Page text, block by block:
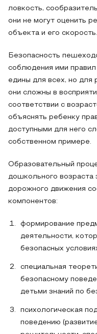
ловкость,
они не могут оценить
объекта и его скорость.
Безопасность
соблюдения ими
едины для всех, но для
они сложны в
соответствии с
объяснять ребенку
доступными для него
собственном примере.
Образовательный
дошкольного возраста
дорожного движения
компонентов:
формирование
деятельности,
безопасных
специальная
безопасному
детьми знаний по
психологическая
поведению